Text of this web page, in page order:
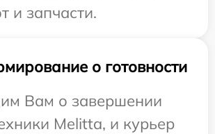
и запчасти.
о готовности
Вам о завершении
Melitta, и курьер